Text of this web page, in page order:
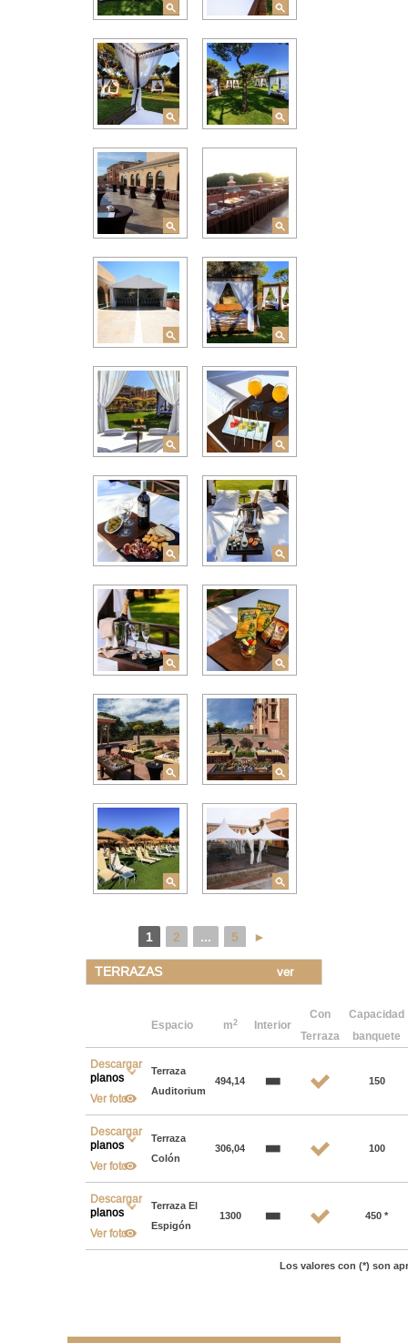
1 2 ... 5 ►
TERRAZAS ver
Espacio m2 Interior
Con
Terraza
Capacidad
banquete
Descargar
planos
Ver foto
Terraza
Auditorium
494,14 150
Descargar
planos
Ver foto
Terraza
Colón
306,04 100
Descargar
planos
Ver foto
Terraza El
Espigón
1300 450 *
Los valores con (*) son